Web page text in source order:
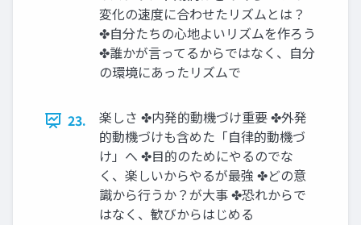
変化の速度に合わせたリズムとは？
✤自分たちの心地よいリズムを作ろう
✤誰かが言ってるからではなく、自分
の環境にあったリズムで
23.
楽しさ ✤内発的動機づけ重要 ✤外発
的動機づけも含めた「自律的動機づ
け」へ ✤目的のためにやるのでな
く、楽しいからやるが最強 ✤どの意
識から行うか？が大事 ✤恐れからで
はなく、歓びからはじめる